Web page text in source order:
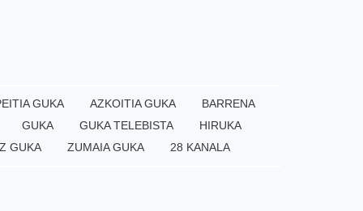
GUKA AZKOITIA GUKA
BARRENA
GUKA GUKA TELEBISTA
HIRUKA
GUKA ZUMAIA GUKA 28 KANALA